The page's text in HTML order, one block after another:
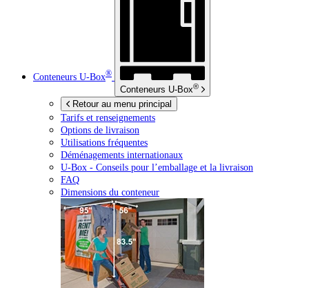
Conteneurs U-Box®
Conteneurs U-Box®
Retour au menu principal
Tarifs et renseignements
Options de livraison
Utilisations fréquentes
Déménagements internationaux
U-Box - Conseils pour l’emballage et la livraison
FAQ
Dimensions du conteneur